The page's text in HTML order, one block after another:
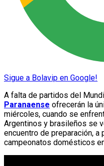
Sigue a Bolavip en Google!
A falta de partidos del
Paranaense ofrecerán la
miércoles, cuando se
Argentinos y brasileños se
encuentro de preparación,
campeonatos domésticos